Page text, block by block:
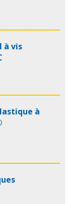
à vis
à